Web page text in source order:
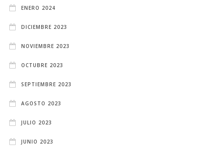
ENERO 2024
DICIEMBRE 2023
NOVIEMBRE 2023
OCTUBRE 2023
SEPTIEMBRE 2023
AGOSTO 2023
JULIO 2023
JUNIO 2023